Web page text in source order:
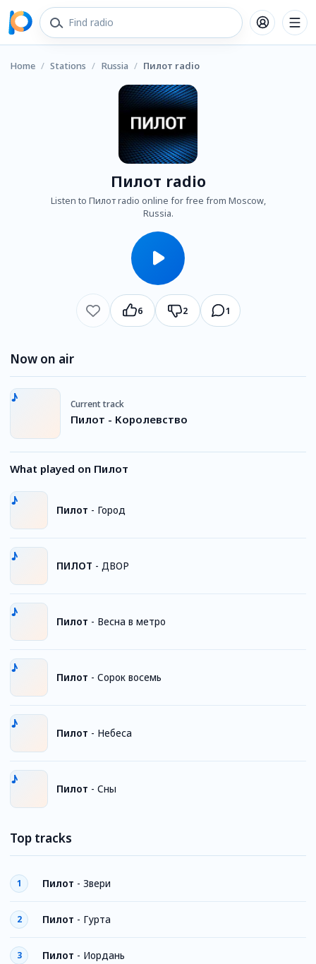
Home / Stations / Russia / Пилот radio
Пилот radio
Listen to Пилот radio online for free from Moscow,
Russia.
6 2 1
Now on air
Current track
Пилот - Королевство
What played on Пилот
Пилот - Город
ПИЛОТ - ДВОР
Пилот - Весна в метро
Пилот - Сорок восемь
Пилот - Небеса
Пилот - Сны
Top tracks
1 Пилот - Звери
2 Пилот - Гурта
3 Пилот - Иордань